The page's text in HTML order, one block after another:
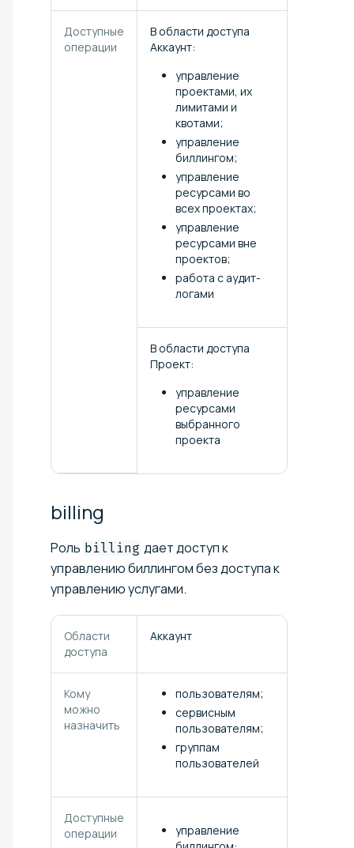
Доступные
операции
В области доступа
Аккаунт:
управление
проектами, их
лимитами и
квотами;
управление
биллингом;
управление
ресурсами во
всех проектах;
управление
ресурсами вне
проектов;
работа с аудит-
логами
В области доступа
Проект:
управление
ресурсами
выбранного
проекта
billing
Роль billing дает доступ к
управлению биллингом без доступа к
управлению услугами.
Области
доступа
Аккаунт
Кому
можно
назначить
пользователям;
сервисным
пользователям;
группам
пользователей
Доступные
операции
управление